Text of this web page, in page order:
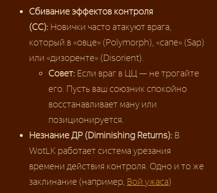
Сбивание эффектов контроля
(CC): Новички часто атакуют врага,
который в «овце» (Polymorph), «сапе» (Sap)
или «дизоренте» (Disorient).
Совет: Если враг в ЦЦ — не трогайте
его. Пусть ваш союзник спокойно
восстанавливает ману или
позиционируется.
Незнание ДР (Diminishing Returns): В
WotLK работает система урезания
времени действия контроля. Одно и то же
заклинание (например, Вой ужаса)